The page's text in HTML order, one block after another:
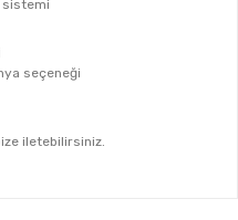
sistemi
seçeneği
iletebilirsiniz.